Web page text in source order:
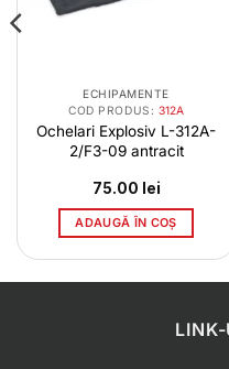
ECHIPAMENTE
COD PRODUS: 312A
Ochelari Explosiv L-312A-
2/F3-09 antracit
75.00 lei
ADAUGĂ ÎN COȘ